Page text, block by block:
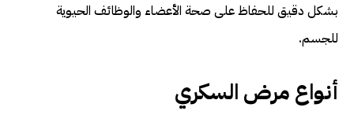
بشكل دقيق للحفاظ على صحة الأعضاء والوظائف الحيوية
للجسم.
أنواع مرض السكري